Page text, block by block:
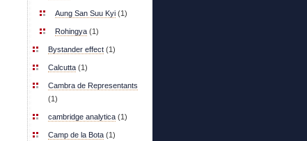
Aung San Suu Kyi (1)
Rohingya (1)
Bystander effect (1)
Calcutta (1)
Cambra de Representants
(1)
cambridge analytica (1)
Camp de la Bota (1)